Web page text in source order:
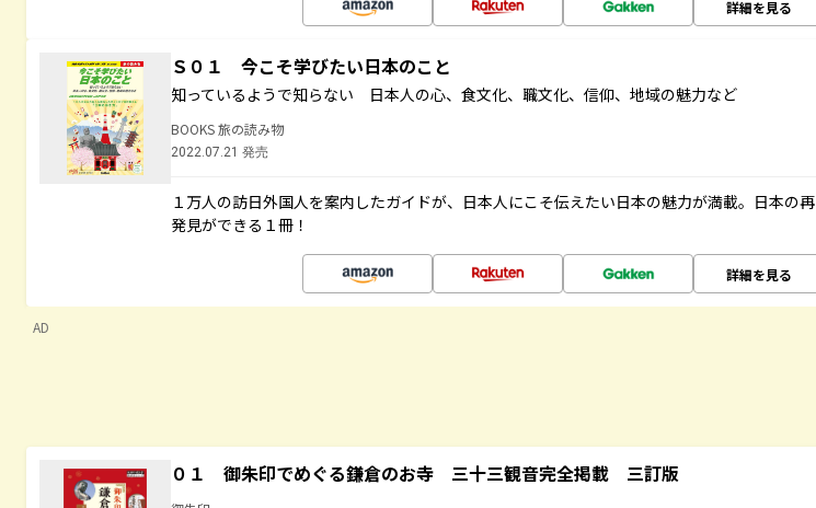
詳細を見る
Ｓ０１ 今こそ学びたい日本のこと
知っているようで知らない 日本人の心、食文化、職文化、信仰、地域の魅力など
BOOKS 旅の読み物
2022.07.21 発売
１万人の訪日外国人を案内したガイドが、日本人にこそ伝えたい日本の魅力が満載。日本の再
発見ができる１冊！
詳細を見る
AD
０１ 御朱印でめぐる鎌倉のお寺 三十三観音完全掲載 三訂版